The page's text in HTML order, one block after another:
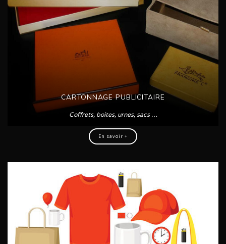
CARTONNAGE PUBLICITAIRE
Coffrets, boites, urnes, sacs …
En savoir +